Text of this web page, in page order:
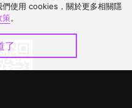
使用 cookies，關於更多相關隱
策。
了